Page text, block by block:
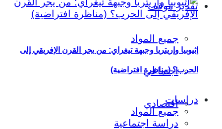
تقدير موقف
جميع المواد
اجتماعي
اقتصادي
إثيوبيا وإريتريا وجبهة تيغراي: من يجر القرن الإفريقي إلى
الحرب؟ (مناظرة افتراضية)
دراسات
جميع المواد
دراسة اجتماعية